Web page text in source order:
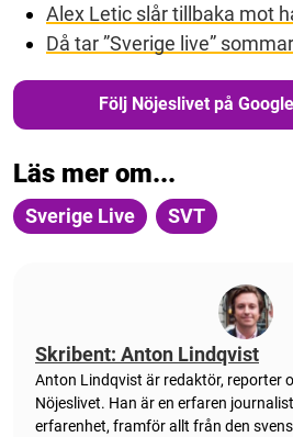
Alex Letic slår tillbaka mot
Då tar ”Sverige live”
Följ Nöjeslivet på
Läs mer om...
Sverige Live SVT
Skribent: Anton Lindqvist
Anton Lindqvist är redaktör, reporter
Nöjeslivet. Han är en erfaren
erfarenhet, framför allt från den